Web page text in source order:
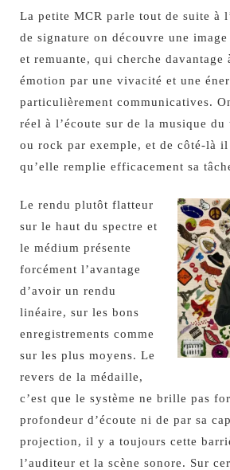
La petite MCR parle tout de suite à
de signature on découvre une image
et remuante, qui cherche davantage
émotion par une vivacité et une
particulièrement communicatives.
réel à l’écoute sur de la musique
ou rock par exemple, et de côté-là
qu’elle remplie efficacement sa
Le rendu plutôt flatteur
sur le haut du spectre et
le médium présente
forcément l’avantage
d’avoir un rendu
linéaire, sur les bons
enregistrements comme
sur les plus moyens. Le
revers de la médaille,
c’est que le système ne brille pas
profondeur d’écoute ni de par sa
projection, il y a toujours cette
l’auditeur et la scène sonore. Sur